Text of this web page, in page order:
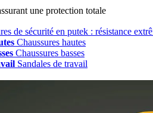
une protection totale
de sécurité en putek : résistance
Chaussures hautes
Chaussures basses
Sandales de travail